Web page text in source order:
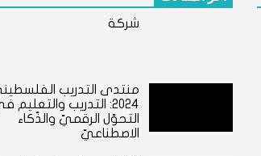
شركة
منتدى التدريب
٢٠٢٤: التدريب
التحوّل الرقميّ والذّكاء
الاصطناعيّ